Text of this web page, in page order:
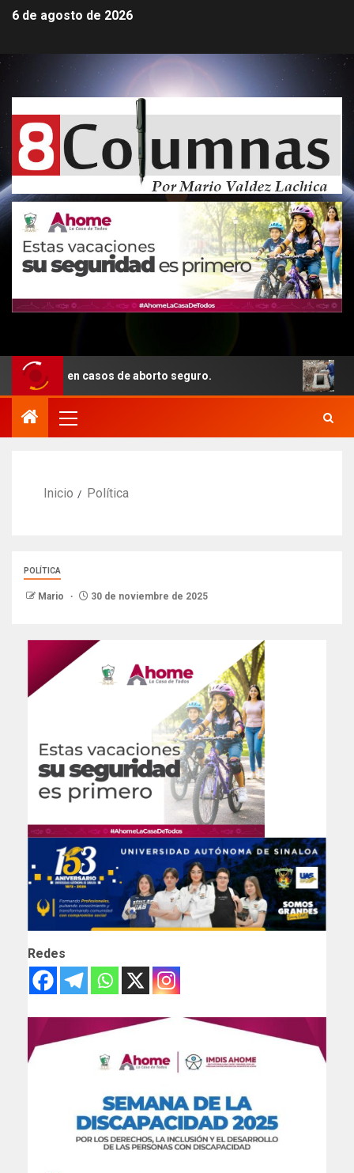
6 de agosto de 2026
en casos de aborto seguro. Con
Inicio Política
POLÍTICA
Mario 30 de noviembre de 2025
Redes